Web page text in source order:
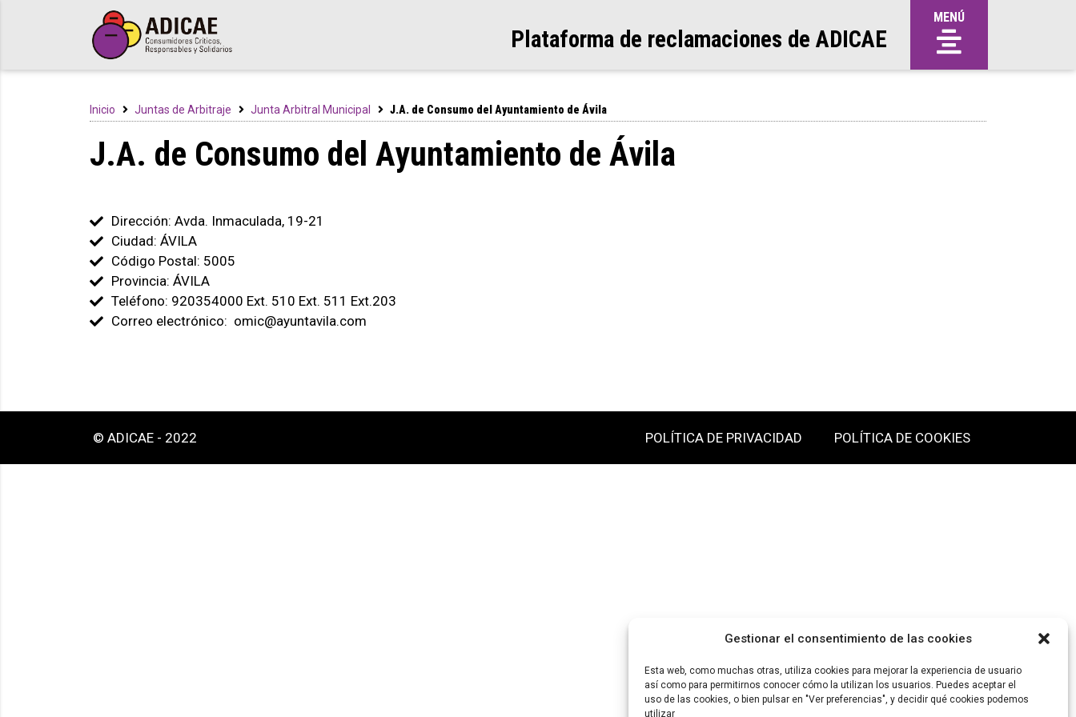
Gestionar el consentimiento de las cookies
Esta web, como muchas otras, utiliza cookies para mejorar la experiencia de usuario
así como para permitirnos conocer cómo la utilizan los usuarios. Puedes aceptar el
uso de las cookies, o bien pulsar en "Ver preferencias", y decidir qué cookies podemos
utilizar
Plataforma de reclamaciones de ADICAE
MENÚ
Inicio Juntas de Arbitraje Junta Arbitral Municipal J.A. de Consumo del Ayuntamiento de Ávila
J.A. de Consumo del Ayuntamiento de Ávila
Dirección: Avda. Inmaculada, 19-21
Ciudad: ÁVILA
Código Postal: 5005
Provincia: ÁVILA
Teléfono: 920354000 Ext. 510 Ext. 511 Ext.203
Correo electrónico: omic@ayuntavila.com
© ADICAE - 2022 POLÍTICA DE PRIVACIDAD POLÍTICA DE COOKIES